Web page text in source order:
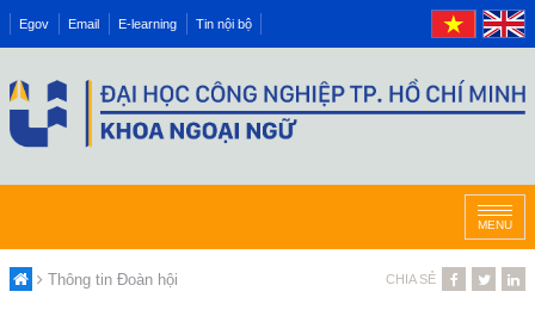
Egov Email E-learning Tin nội bộ
MENU
Thông tin Đoàn hội CHIA SẺ